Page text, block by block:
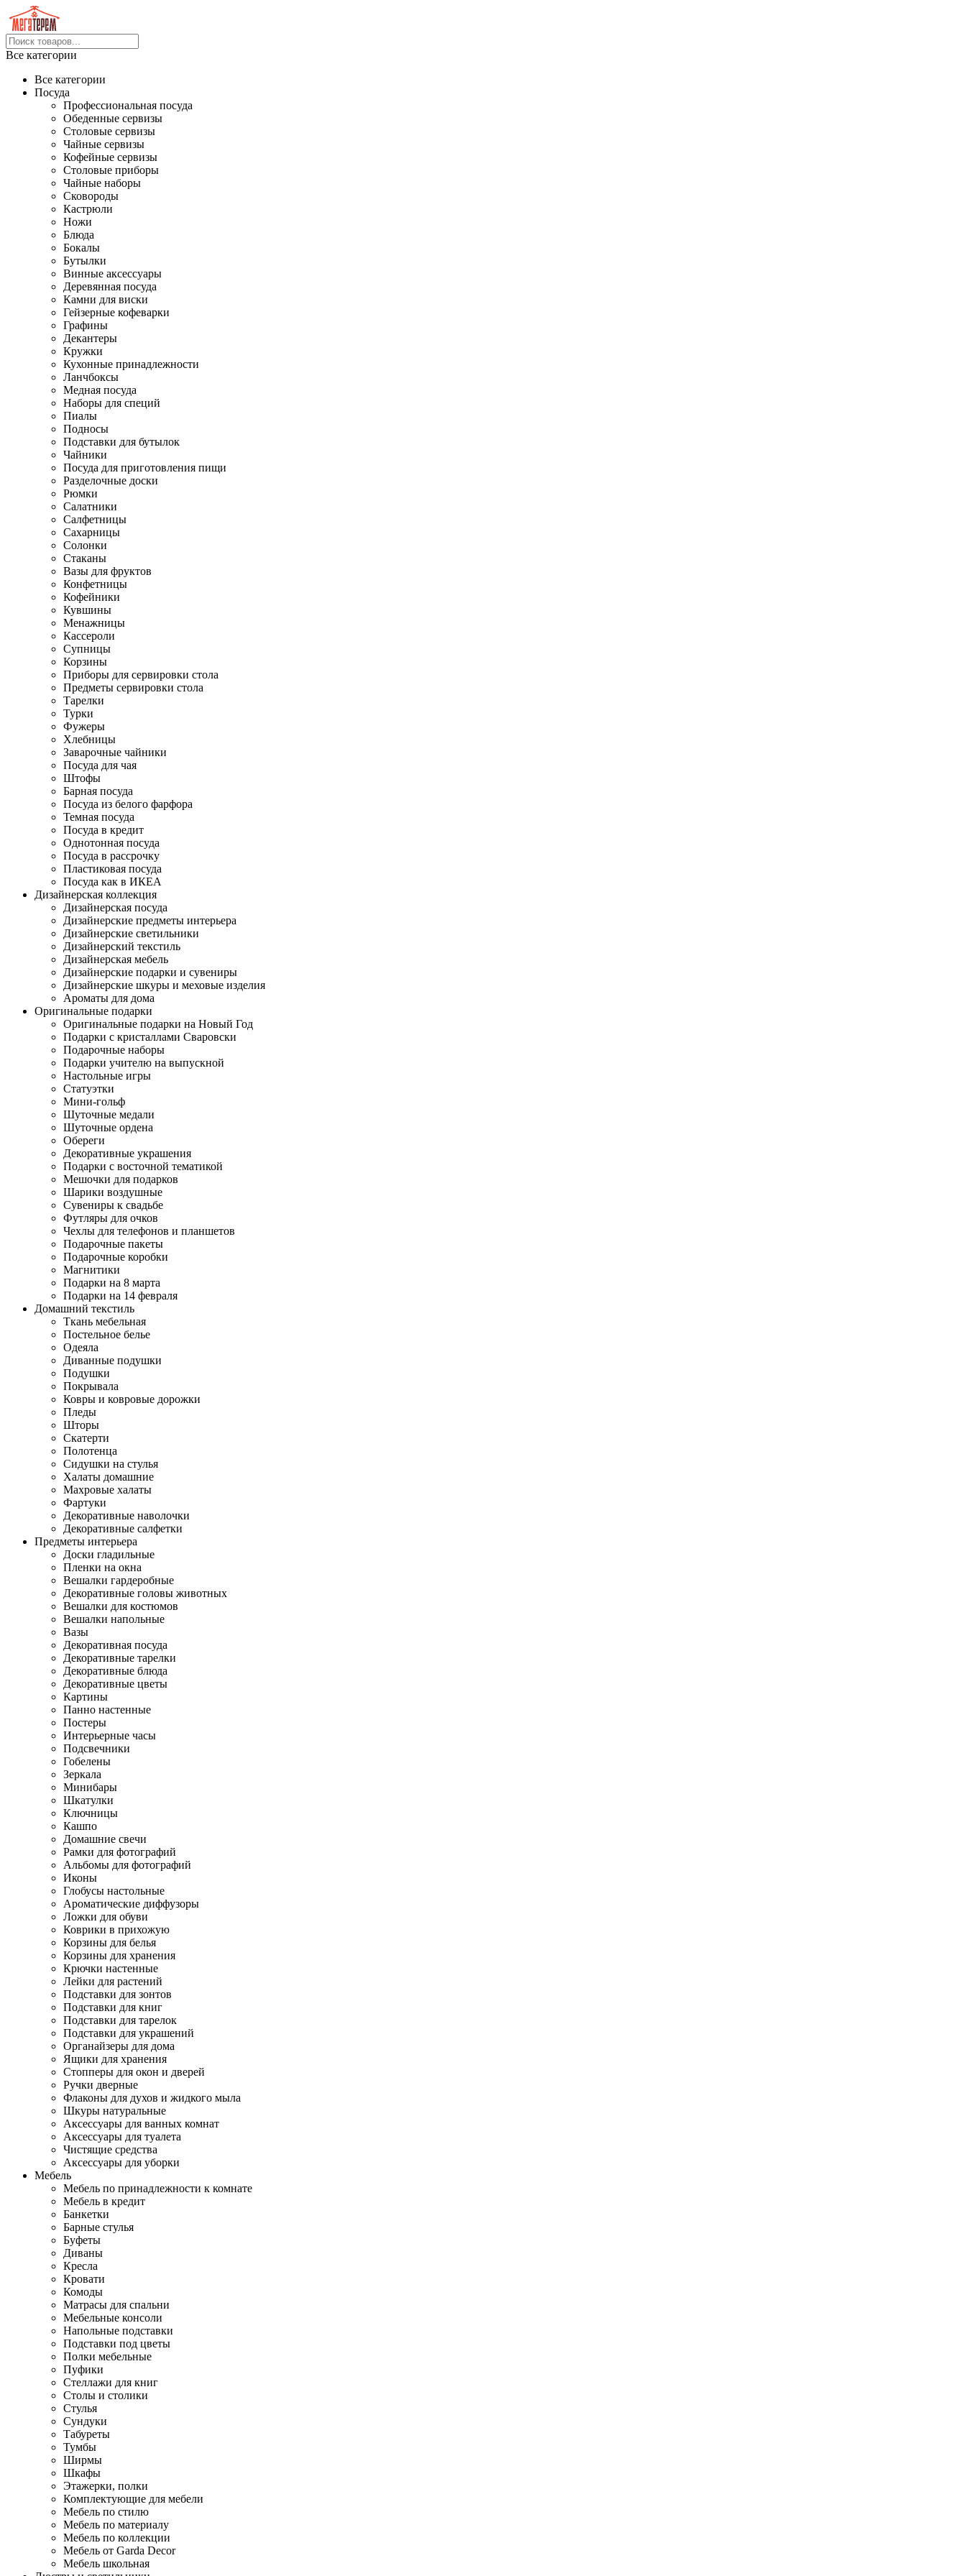
Все категории
Все категории
Посуда
Профессиональная посуда
Обеденные сервизы
Столовые сервизы
Чайные сервизы
Кофейные сервизы
Столовые приборы
Чайные наборы
Сковороды
Кастрюли
Ножи
Блюда
Бокалы
Бутылки
Винные аксессуары
Деревянная посуда
Камни для виски
Гейзерные кофеварки
Графины
Декантеры
Кружки
Кухонные принадлежности
Ланчбоксы
Медная посуда
Наборы для специй
Пиалы
Подносы
Подставки для бутылок
Чайники
Посуда для приготовления пищи
Разделочные доски
Рюмки
Салатники
Салфетницы
Сахарницы
Солонки
Стаканы
Вазы для фруктов
Конфетницы
Кофейники
Кувшины
Менажницы
Кассероли
Супницы
Корзины
Приборы для сервировки стола
Предметы сервировки стола
Тарелки
Турки
Фужеры
Хлебницы
Заварочные чайники
Посуда для чая
Штофы
Барная посуда
Посуда из белого фарфора
Темная посуда
Посуда в кредит
Однотонная посуда
Посуда в рассрочку
Пластиковая посуда
Посуда как в ИКЕА
Дизайнерская коллекция
Дизайнерская посуда
Дизайнерские предметы интерьера
Дизайнерские светильники
Дизайнерский текстиль
Дизайнерская мебель
Дизайнерские подарки и сувениры
Дизайнерские шкуры и меховые изделия
Ароматы для дома
Оригинальные подарки
Оригинальные подарки на Новый Год
Подарки с кристаллами Сваровски
Подарочные наборы
Подарки учителю на выпускной
Настольные игры
Статуэтки
Мини-гольф
Шуточные медали
Шуточные ордена
Обереги
Декоративные украшения
Подарки с восточной тематикой
Мешочки для подарков
Шарики воздушные
Сувениры к свадьбе
Футляры для очков
Чехлы для телефонов и планшетов
Подарочные пакеты
Подарочные коробки
Магнитики
Подарки на 8 марта
Подарки на 14 февраля
Домашний текстиль
Ткань мебельная
Постельное белье
Одеяла
Диванные подушки
Подушки
Покрывала
Ковры и ковровые дорожки
Пледы
Шторы
Скатерти
Полотенца
Сидушки на стулья
Халаты домашние
Махровые халаты
Фартуки
Декоративные наволочки
Декоративные салфетки
Предметы интерьера
Доски гладильные
Пленки на окна
Вешалки гардеробные
Декоративные головы животных
Вешалки для костюмов
Вешалки напольные
Вазы
Декоративная посуда
Декоративные тарелки
Декоративные блюда
Декоративные цветы
Картины
Панно настенные
Постеры
Интерьерные часы
Подсвечники
Гобелены
Зеркала
Минибары
Шкатулки
Ключницы
Кашпо
Домашние свечи
Рамки для фотографий
Альбомы для фотографий
Иконы
Глобусы настольные
Ароматические диффузоры
Ложки для обуви
Коврики в прихожую
Корзины для белья
Корзины для хранения
Крючки настенные
Лейки для растений
Подставки для зонтов
Подставки для книг
Подставки для тарелок
Подставки для украшений
Органайзеры для дома
Ящики для хранения
Стопперы для окон и дверей
Ручки дверные
Флаконы для духов и жидкого мыла
Шкуры натуральные
Аксессуары для ванных комнат
Аксессуары для туалета
Чистящие средства
Аксессуары для уборки
Мебель
Мебель по принадлежности к комнате
Мебель в кредит
Банкетки
Барные стулья
Буфеты
Диваны
Кресла
Кровати
Комоды
Матрасы для спальни
Мебельные консоли
Напольные подставки
Подставки под цветы
Полки мебельные
Пуфики
Стеллажи для книг
Столы и столики
Стулья
Сундуки
Табуреты
Тумбы
Ширмы
Шкафы
Этажерки, полки
Комплектующие для мебели
Мебель по стилю
Мебель по материалу
Мебель по коллекции
Мебель от Garda Decor
Мебель школьная